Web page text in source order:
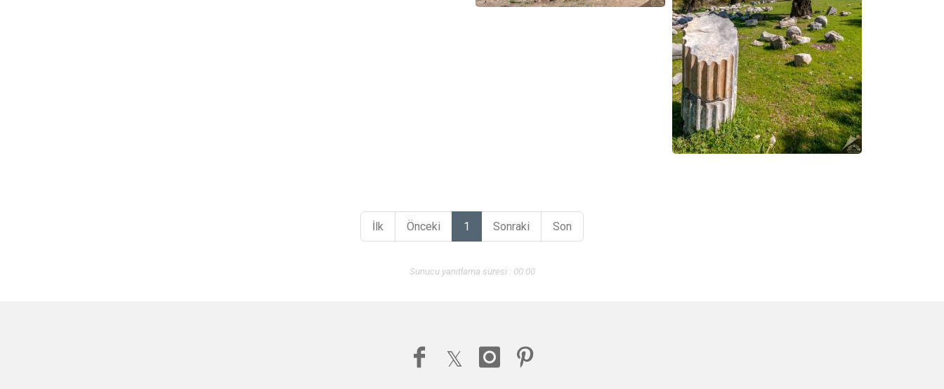
İlk Önceki 1 Sonraki Son
Sunucu yanıtlama süresi : 00:00